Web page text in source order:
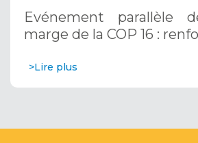
Systèmes d’Alerte
Multirisques. 12
Evénement parallèle
marge de la COP 16 :
>Lire plus